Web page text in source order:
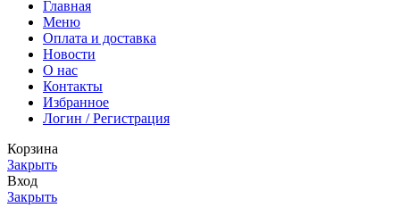
Главная
Меню
Оплата и доставка
Новости
О нас
Контакты
Избранное
Логин / Регистрация
Корзина
Закрыть
Вход
Закрыть